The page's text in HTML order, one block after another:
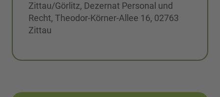
Zittau/Görlitz, Dezernat Personal und
Recht, Theodor-Körner-Allee 16, 02763
Zittau